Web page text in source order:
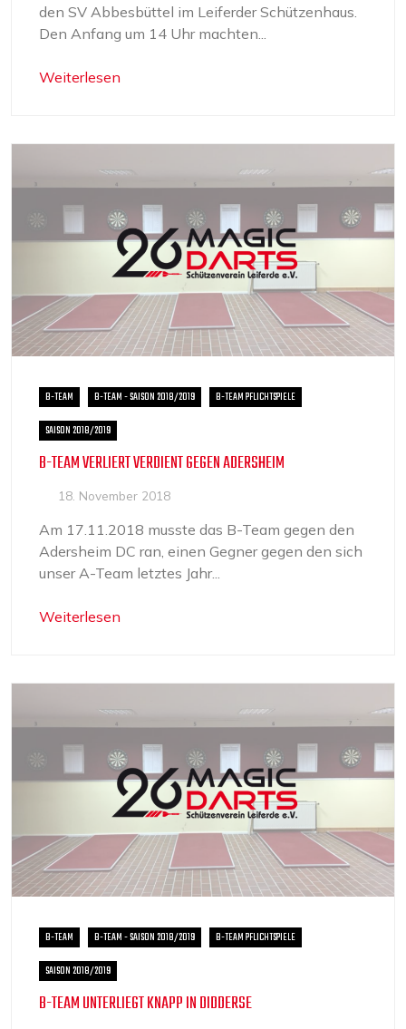
den SV Abbesbüttel im Leiferder Schützenhaus.
Den Anfang um 14 Uhr machten...
Weiterlesen
B-TEAM B-TEAM - SAISON 2018/2019 B-TEAM PFLICHTSPIELE
SAISON 2018/2019
B-TEAM VERLIERT VERDIENT GEGEN ADERSHEIM
18. November 2018
Am 17.11.2018 musste das B-Team gegen den
Adersheim DC ran, einen Gegner gegen den sich
unser A-Team letztes Jahr...
Weiterlesen
B-TEAM B-TEAM - SAISON 2018/2019 B-TEAM PFLICHTSPIELE
SAISON 2018/2019
B-TEAM UNTERLIEGT KNAPP IN DIDDERSE